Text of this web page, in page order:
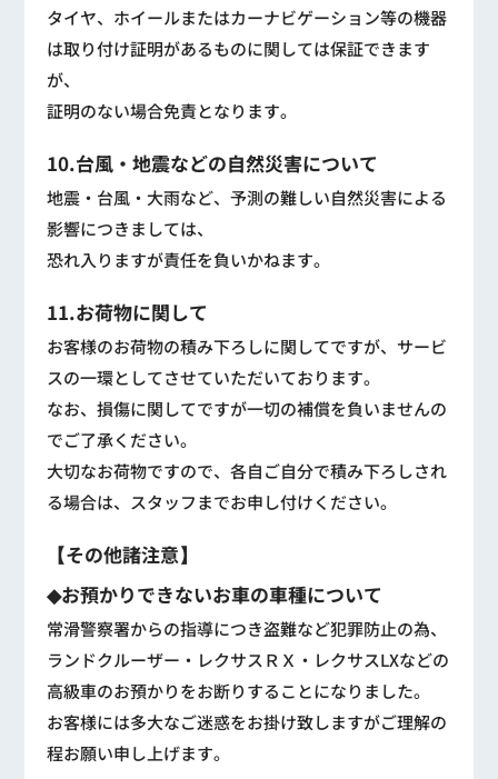
タイヤ、ホイールまたはカーナビゲーション等の機器
は取り付け証明があるものに関しては保証できます
が、
証明のない場合免責となります。
10.台風・地震などの自然災害について
地震・台風・大雨など、予測の難しい自然災害による
影響につきましては、
恐れ入りますが責任を負いかねます。
11.お荷物に関して
お客様のお荷物の積み下ろしに関してですが、サービ
スの一環としてさせていただいております。
なお、損傷に関してですが一切の補償を負いませんの
でご了承ください。
大切なお荷物ですので、各自ご自分で積み下ろしされ
る場合は、スタッフまでお申し付けください。
【その他諸注意】
◆お預かりできないお車の車種について
常滑警察署からの指導につき盗難など犯罪防止の為、
ランドクルーザー・レクサスＲＸ・レクサスLXなどの
高級車のお預かりをお断りすることになりました。
お客様には多大なご迷惑をお掛け致しますがご理解の
程お願い申し上げます。